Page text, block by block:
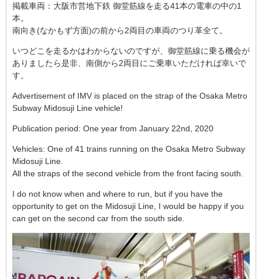
掲載車両：大阪市営地下鉄 御堂筋線を走る41本の電車の中の1
本。
南向き(なかもず方面)の前から2両目の車両のつり革全て。
いつどこを走るかはわからないのですが、御堂筋線に乗る機会が
ありましたら是非、南側から2両目にご乗車いただければ幸いで
す。
Advertisement of IMV is placed on the strap of the Osaka Metro
Subway Midosuji Line vehicle!
Publication period: One year from January 22nd, 2020
Vehicles: One of 41 trains running on the Osaka Metro Subway
Midosuji Line.
All the straps of the second vehicle from the front facing south.
I do not know when and where to run, but if you have the
opportunity to get on the Midosuji Line, I would be happy if you
can get on the second car from the south side.